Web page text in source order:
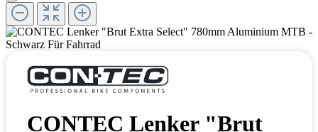
CONTEC Lenker "Brut